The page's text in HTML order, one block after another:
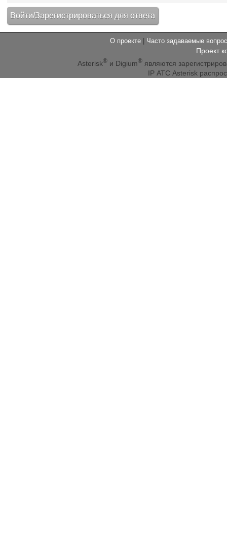
О проекте Часто задаваемые
Проект
Asterisk® и Digium® являются
IP АТС Asterisk